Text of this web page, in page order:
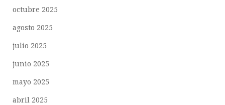
octubre 2025
agosto 2025
julio 2025
junio 2025
mayo 2025
abril 2025